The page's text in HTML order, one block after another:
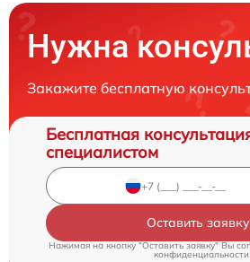
Нужна
Закажите бесплатную
Бесплатная
специалистом
Оставить заявку
Нажимая на кнопку "Оставить заявку" Вы
конфиденциальности